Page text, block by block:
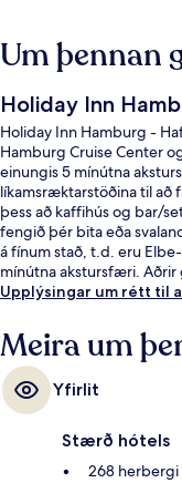
Um þennan
Holiday Inn
Holiday Inn Hamburg -
Hamburg Cruise Center
einungis 5 mínútna
líkamsræktarstöðina til að
þess að kaffihús og bar/
fengið þér bita eða
á fínum stað, t.d. eru
mínútna akstursfæri. Aðrir
starfsfólk sé meðal helstu
er í 3 mínútna
mínútna.
Upplýsingar um rétt til
Meira um
Yfirlit
Stærð hótels
268 herbergi